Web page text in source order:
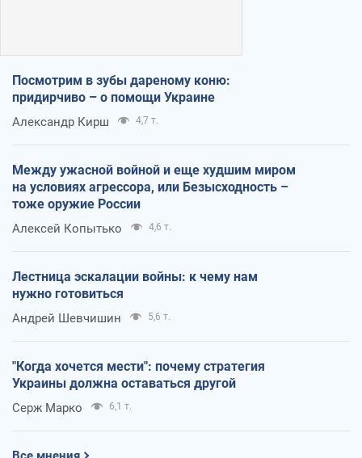
Посмотрим в зубы дареному коню:
придирчиво – о помощи Украине
Александр Кирш 4,7 т.
Между ужасной войной и еще худшим миром
на условиях агрессора, или Безысходность –
тоже оружие России
Алексей Копытько 4,6 т.
Лестница эскалации войны: к чему нам
нужно готовиться
Андрей Шевчишин 5,6 т.
"Когда хочется мести": почему стратегия
Украины должна оставаться другой
Серж Марко 6,1 т.